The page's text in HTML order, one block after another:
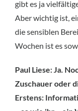
gibt es ja
Aber wichtig ist,
die sensiblen
Wochen ist es
Paul Liese: Ja.
Zuschauer oder
Erstens: